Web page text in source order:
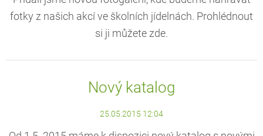
fotky z našich akcí ve školních jídelnách. Prohlédnout
si ji můžete zde.
Nový katalog
25.05.2015 12:04